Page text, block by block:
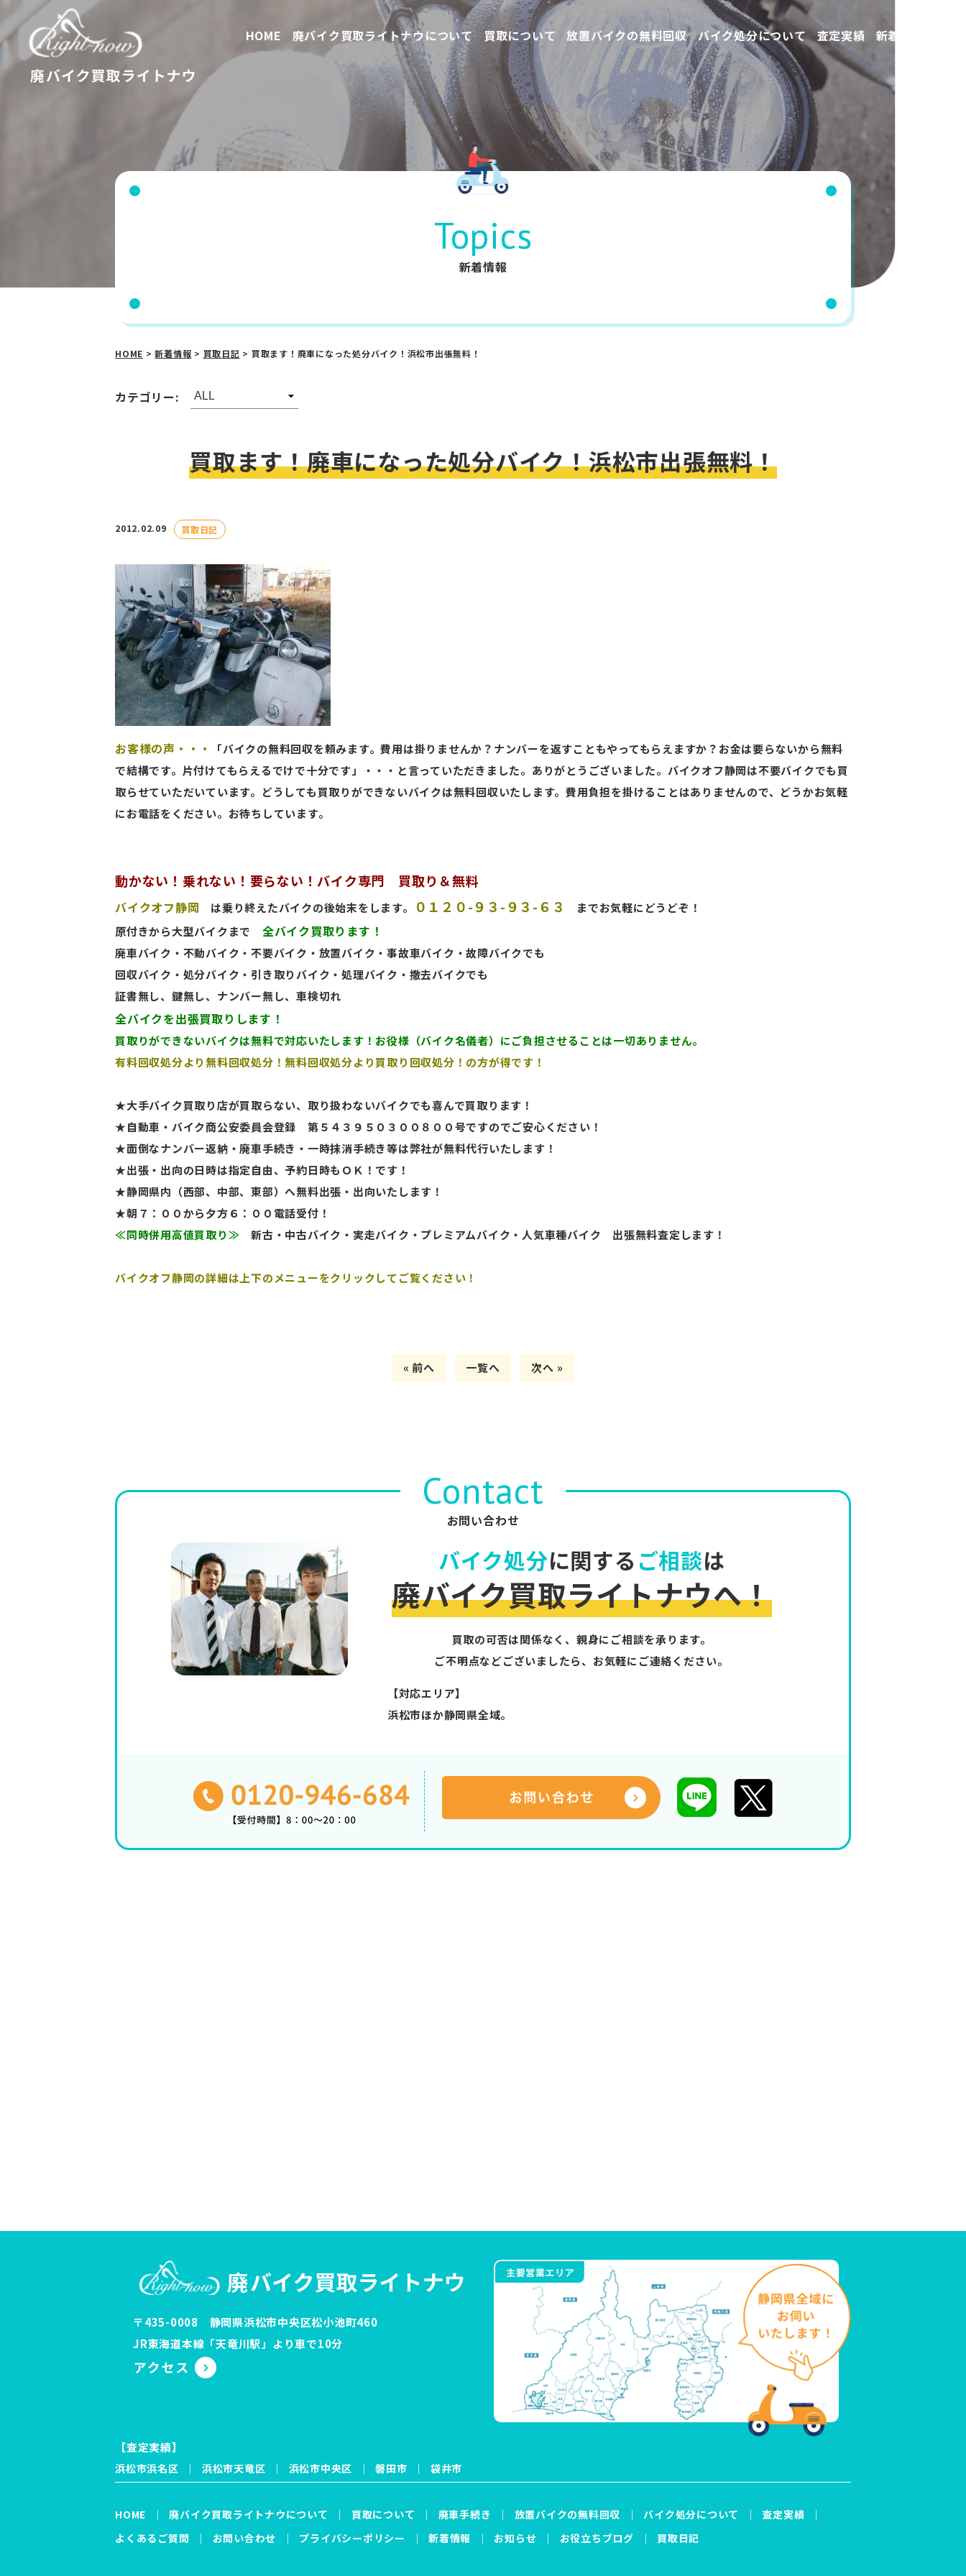
HOME 廃バイク買取ライトナウについて 買取について 放置バイクの無料回収 バイク処分について 査定実績 新着情報
Topics
新着情報
HOME >新着情報 > 買取日記 > 買取ます！廃車になった処分バイク！浜松市出張無料！
カテゴリー:
買取ます！廃車になった処分バイク！浜松市出張無料！
2012.02.09 買取日記
お客様の声・・・
「バイクの無料回収を頼みます。費用は掛りませんか？ナンバーを返すこともやってもらえますか？お金は要らないから無料
で結構です。片付けてもらえるでけで十分です」・・・と言っていただきました。ありがとうございました。バイクオフ静岡は不要バイクでも買
取らせていただいています。どうしても買取りができないバイクは無料回収いたします。費用負担を掛けることはありませんので、どうかお気軽
にお電話をください。お待ちしています。
動かない！乗れない！要らない！バイク専門 買取り ＆無料
バイクオフ静岡 は乗り終えたバイクの後始末をします。 ０１２０-９３-９３-６３ までお気軽に どうどぞ！
原付きから大型バイクまで 全バイク買取ります！
廃車バイク・不動バイク・不要バイク・放置バイク・事故車バイク・故障バイクでも
回収バイク・処分バイク・引き取りバイク・処理バイク・撤去バイクでも
証書無し、鍵無し、ナンバー無し、車検切れ
全バイクを出張買取りします！
買取りができないバイクは無料で対応いたします！お役様（バイク名儀者）にご負担させることは一切ありません。
有料回収処分より無料回収処分！無料回収処分より買取り回収処分！の方が得です！
★大手バイク買取り店が買取らない、取り扱わないバイクでも喜んで買取ります！
★自動車・バイク商公安委員会登録 第５４３９５０３００８００号ですのでご安心ください！
★面倒なナンバー返納・廃車手続き・一時抹消手続き等は弊社が無料代行いたします！
★出張・出向の日時は指定自由、予約日時もＯＫ！です！
★静岡県内（西部、中部、東部）へ無料出張・出向いたします！
★朝７：００から夕方６：００電話受付！
≪同時併用高値買取り≫ 新古・中古バイク・実走バイク・プレミアムバイク・人気車種バイク 出張無料査定します！
バイクオフ静岡の詳細は上下のメニューをクリックしてご覧ください！
« 前へ 一覧へ 次へ »
Contact
お問い合わせ
バイク処分に関する ご相談は
廃バイク買取ライトナウへ！
買取の可否は関係なく、親身にご相談を承ります。
ご不明点などございましたら、お気軽にご連絡ください。
【対応エリア】
浜松市ほか静岡県全域。
〒435-0008 静岡県浜松市中央区松小池町460
JR東海道本線「天竜川駅」より車で10分
【査定実績】
浜松市浜名区 浜松市天竜区 浜松市中央区 磐田市 袋井市
HOME 廃バイク買取ライトナウについて 買取について 廃車手続き 放置バイクの無料回収 バイク処分について
査定実績
よくあるご質問
お問い合わせ プライバシーポリシー 新着情報 お知らせ お役立ちブログ 買取日記